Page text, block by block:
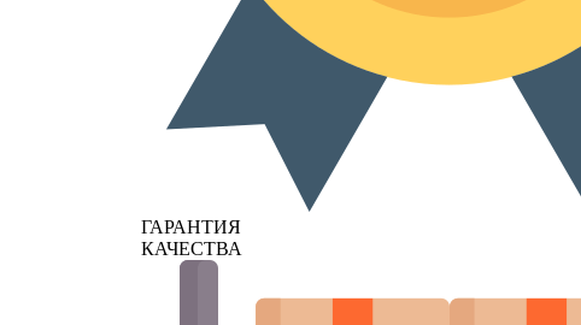
ГАРАНТИЯ
КАЧЕСТВА